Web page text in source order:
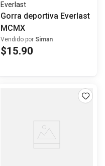
Everlast
Gorra deportiva Everlast
MCMX
Vendido por Siman
$15.90